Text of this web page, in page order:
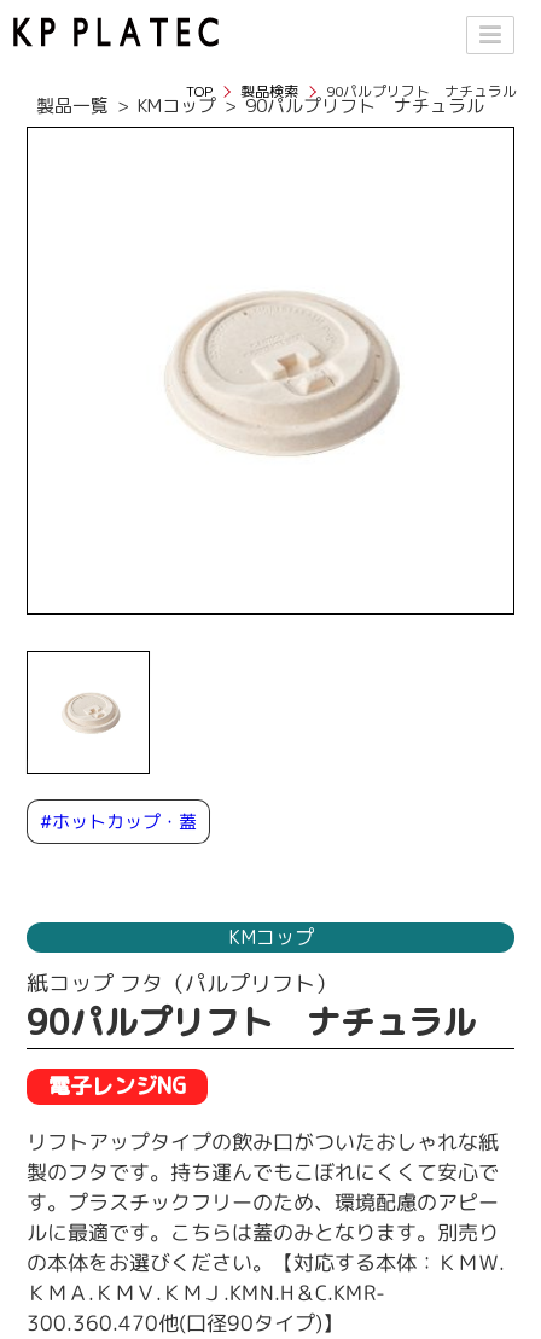
TOP 製品検索 90パルプリフト ナチュラル
製品一覧 KMコップ 90パルプリフト ナチュラル
#ホットカップ・蓋
KMコップ
紙コップ フタ（パルプリフト）
90パルプリフト ナチュラル
電子レンジNG
リフトアップタイプの飲み口がついたおしゃれな紙
製のフタです。持ち運んでもこぼれにくくて安心で
す。プラスチックフリーのため、環境配慮のアピー
ルに最適です。こちらは蓋のみとなります。別売り
の本体をお選びください。【対応する本体：ＫＭＷ.
ＫＭＡ.ＫＭＶ.ＫＭＪ.KMN.H＆C.KMR-
300.360.470他(口径90タイプ)】